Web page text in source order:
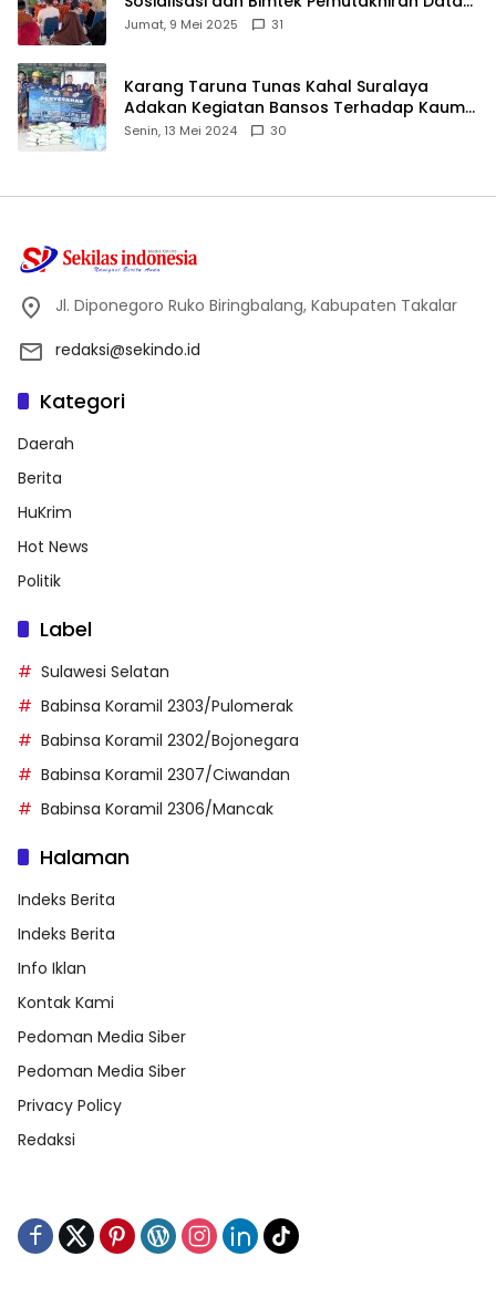
ID
Jumat, 9 Mei 2025 31
Karang Taruna Tunas Kahal Suralaya
Adakan Kegiatan Bansos Terhadap Kaum
Dhuafa dan Anak Yatim-Piatu
Senin, 13 Mei 2024 30
Jl. Diponegoro Ruko Biringbalang, Kabupaten Takalar
redaksi@sekindo.id
Kategori
Daerah
Berita
HuKrim
Hot News
Politik
Label
Sulawesi Selatan
Babinsa Koramil 2303/Pulomerak
Babinsa Koramil 2302/Bojonegara
Babinsa Koramil 2307/Ciwandan
Babinsa Koramil 2306/Mancak
Halaman
Indeks Berita
Indeks Berita
Info Iklan
Kontak Kami
Pedoman Media Siber
Pedoman Media Siber
Privacy Policy
Redaksi